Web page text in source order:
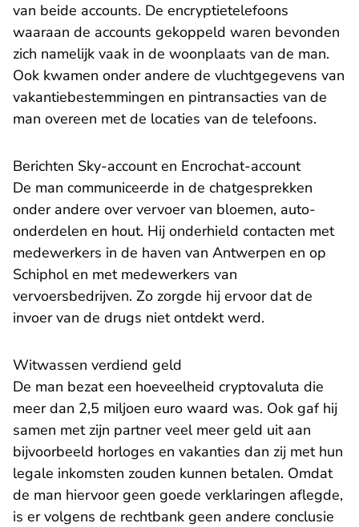
van beide accounts. De encryptietelefoons
waaraan de accounts gekoppeld waren bevonden
zich namelijk vaak in de woonplaats van de man.
Ook kwamen onder andere de vluchtgegevens van
vakantiebestemmingen en pintransacties van de
man overeen met de locaties van de telefoons.
Berichten Sky-account en Encrochat-account
De man communiceerde in de chatgesprekken
onder andere over vervoer van bloemen, auto-
onderdelen en hout. Hij onderhield contacten met
medewerkers in de haven van Antwerpen en op
Schiphol en met medewerkers van
vervoersbedrijven. Zo zorgde hij ervoor dat de
invoer van de drugs niet ontdekt werd.
Witwassen verdiend geld
De man bezat een hoeveelheid cryptovaluta die
meer dan 2,5 miljoen euro waard was. Ook gaf hij
samen met zijn partner veel meer geld uit aan
bijvoorbeeld horloges en vakanties dan zij met hun
legale inkomsten zouden kunnen betalen. Omdat
de man hiervoor geen goede verklaringen aflegde,
is er volgens de rechtbank geen andere conclusie